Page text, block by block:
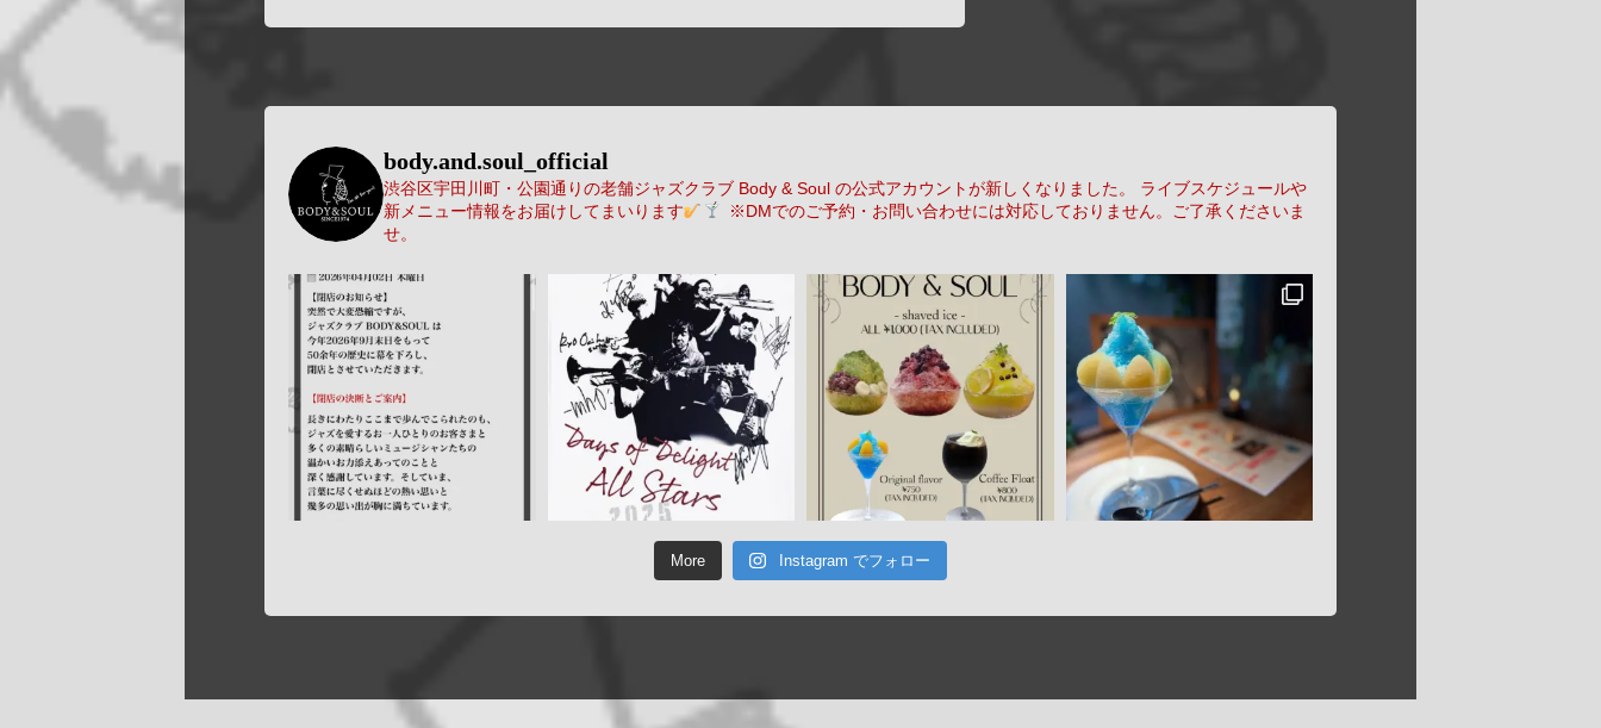
body.and.soul_official
渋谷区宇田川町・公園通りの老舗ジャズクラブ Body & Soul の公式アカウントが新しくなりました。
ライブスケジュールや
新メニュー情報をお届けしてまいります
※DMでのご予約・お問い合わせには対応しておりません。ご了承くださいま
せ。
More Instagram でフォロー